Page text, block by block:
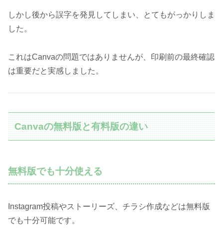
しかし後から誤字を発見してしまい、とてもがっかりしま
した。
これはCanvaの問題ではありませんが、印刷前の最終確認
は重要だと実感しました。
Canvaの無料版と有料版の違い
無料版でも十分使える
Instagram投稿やストーリーズ、チラシ作成などは無料版
でも十分可能です。